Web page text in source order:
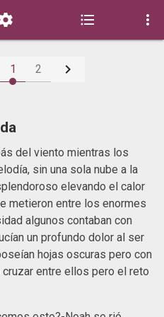
 
1 2 
del viento mientras los
sin una sola nube a la
elevando el calor
metieron entre los enormes
algunos contaban con
un profundo dolor al ser
hojas oscuras pero con
entre ellos pero el reto